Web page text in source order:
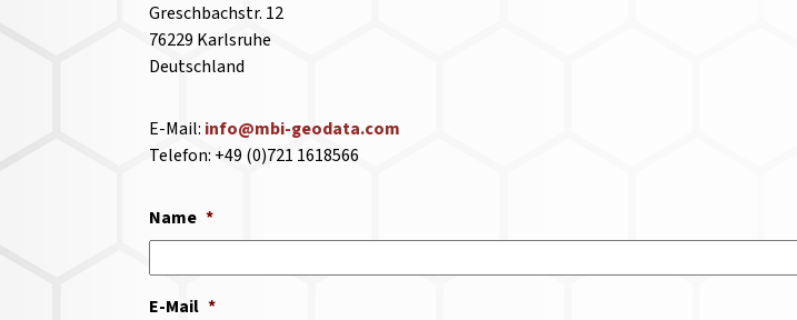
Greschbachstr. 12
76229 Karlsruhe
Deutschland
E-Mail: info@mbi-geodata.com
Telefon: +49 (0)721 1618566
Name *
E-Mail *